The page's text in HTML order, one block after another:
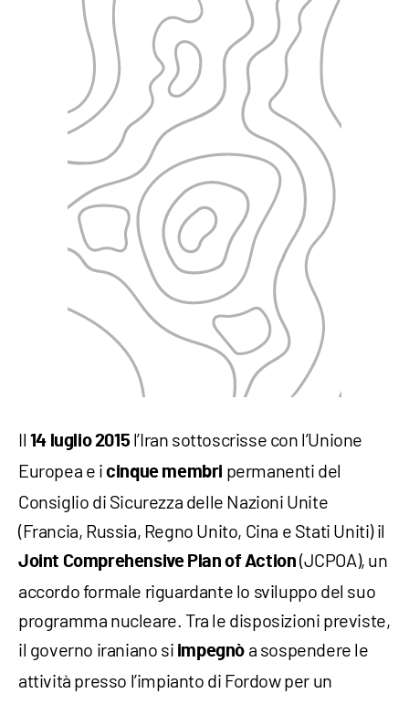
Il 14 luglio 2015l’Iran sottoscrisse con l’Unione
Europea e icinque membri permanenti del
Consiglio di Sicurezza delle Nazioni Unite
(Francia, Russia, Regno Unito, Cina e Stati Uniti) il
Joint Comprehensive Plan of Action (JCPOA), un
accordo formale riguardante lo sviluppo del suo
programma nucleare. Tra le disposizioni previste,
il governo iraniano si impegnò a sospendere le
attività presso l’impianto di Fordow per un